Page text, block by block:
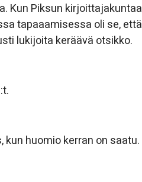
Kun Piksun
tapaaamisessa oli se,
lukijoita keräävä otsikko.
huomio kerran on saatu.